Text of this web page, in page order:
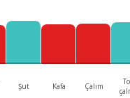
Şut Kafa Çalım